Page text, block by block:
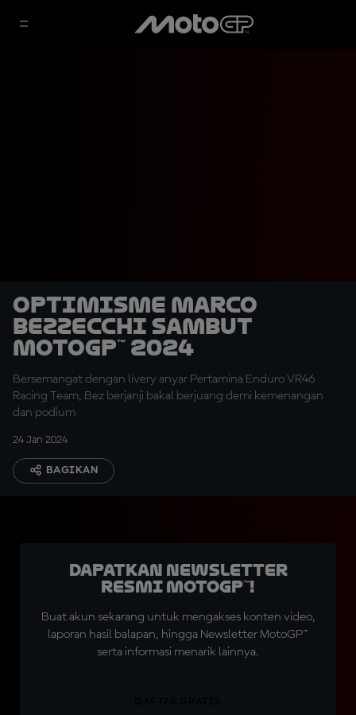
Optimisme Marco
Bezzecchi Sambut
MotoGP™ 2024
Bersemangat dengan livery anyar Pertamina Enduro VR46
Racing Team, Bez berjanji bakal berjuang demi kemenangan
dan podium
24 Jan 2024
BAGIKAN
Dapatkan Newsletter
Resmi MotoGP™!
Buat akun sekarang untuk mengakses konten video,
laporan hasil balapan, hingga Newsletter MotoGP™
serta informasi menarik lainnya.